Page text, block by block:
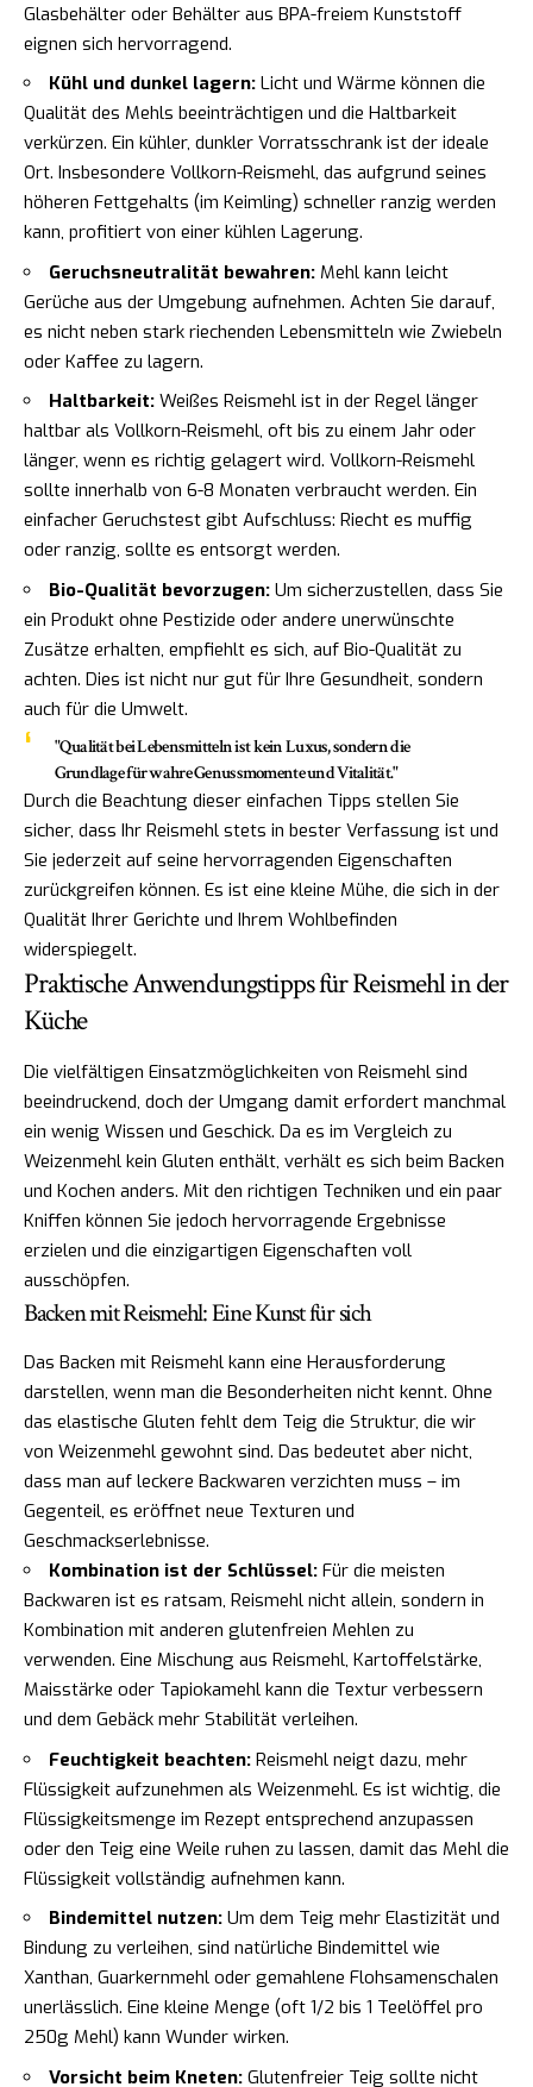
Glasbehälter oder Behälter aus BPA-freiem Kunststoff
eignen sich hervorragend.
Kühl und dunkel lagern: Licht und Wärme können die
Qualität des Mehls beeinträchtigen und die Haltbarkeit
verkürzen. Ein kühler, dunkler Vorratsschrank ist der ideale
Ort. Insbesondere Vollkorn-Reismehl, das aufgrund seines
höheren Fettgehalts (im Keimling) schneller ranzig werden
kann, profitiert von einer kühlen Lagerung.
Geruchsneutralität bewahren: Mehl kann leicht
Gerüche aus der Umgebung aufnehmen. Achten Sie darauf,
es nicht neben stark riechenden Lebensmitteln wie Zwiebeln
oder Kaffee zu lagern.
Haltbarkeit: Weißes Reismehl ist in der Regel länger
haltbar als Vollkorn-Reismehl, oft bis zu einem Jahr oder
länger, wenn es richtig gelagert wird. Vollkorn-Reismehl
sollte innerhalb von 6-8 Monaten verbraucht werden. Ein
einfacher Geruchstest gibt Aufschluss: Riecht es muffig
oder ranzig, sollte es entsorgt werden.
Bio-Qualität bevorzugen: Um sicherzustellen, dass Sie
ein Produkt ohne Pestizide oder andere unerwünschte
Zusätze erhalten, empfiehlt es sich, auf Bio-Qualität zu
achten. Dies ist nicht nur gut für Ihre Gesundheit, sondern
auch für die Umwelt.
"Qualität bei Lebensmitteln ist kein Luxus, sondern die
Grundlage für wahre Genussmomente und Vitalität."
Durch die Beachtung dieser einfachen Tipps stellen Sie
sicher, dass Ihr Reismehl stets in bester Verfassung ist und
Sie jederzeit auf seine hervorragenden Eigenschaften
zurückgreifen können. Es ist eine kleine Mühe, die sich in der
Qualität Ihrer Gerichte und Ihrem Wohlbefinden
widerspiegelt.
Praktische Anwendungstipps für Reismehl in der
Küche
Die vielfältigen Einsatzmöglichkeiten von Reismehl sind
beeindruckend, doch der Umgang damit erfordert manchmal
ein wenig Wissen und Geschick. Da es im Vergleich zu
Weizenmehl kein Gluten enthält, verhält es sich beim Backen
und Kochen anders. Mit den richtigen Techniken und ein paar
Kniffen können Sie jedoch hervorragende Ergebnisse
erzielen und die einzigartigen Eigenschaften voll
ausschöpfen.
Backen mit Reismehl: Eine Kunst für sich
Das Backen mit Reismehl kann eine Herausforderung
darstellen, wenn man die Besonderheiten nicht kennt. Ohne
das elastische Gluten fehlt dem Teig die Struktur, die wir
von Weizenmehl gewohnt sind. Das bedeutet aber nicht,
dass man auf leckere Backwaren verzichten muss – im
Gegenteil, es eröffnet neue Texturen und
Geschmackserlebnisse.
Kombination ist der Schlüssel: Für die meisten
Backwaren ist es ratsam, Reismehl nicht allein, sondern in
Kombination mit anderen glutenfreien Mehlen zu
verwenden. Eine Mischung aus Reismehl, Kartoffelstärke,
Maisstärke oder Tapiokamehl kann die Textur verbessern
und dem Gebäck mehr Stabilität verleihen.
Feuchtigkeit beachten: Reismehl neigt dazu, mehr
Flüssigkeit aufzunehmen als Weizenmehl. Es ist wichtig, die
Flüssigkeitsmenge im Rezept entsprechend anzupassen
oder den Teig eine Weile ruhen zu lassen, damit das Mehl die
Flüssigkeit vollständig aufnehmen kann.
Bindemittel nutzen: Um dem Teig mehr Elastizität und
Bindung zu verleihen, sind natürliche Bindemittel wie
Xanthan, Guarkernmehl oder gemahlene Flohsamenschalen
unerlässlich. Eine kleine Menge (oft 1/2 bis 1 Teelöffel pro
250g Mehl) kann Wunder wirken.
Vorsicht beim Kneten: Glutenfreier Teig sollte nicht